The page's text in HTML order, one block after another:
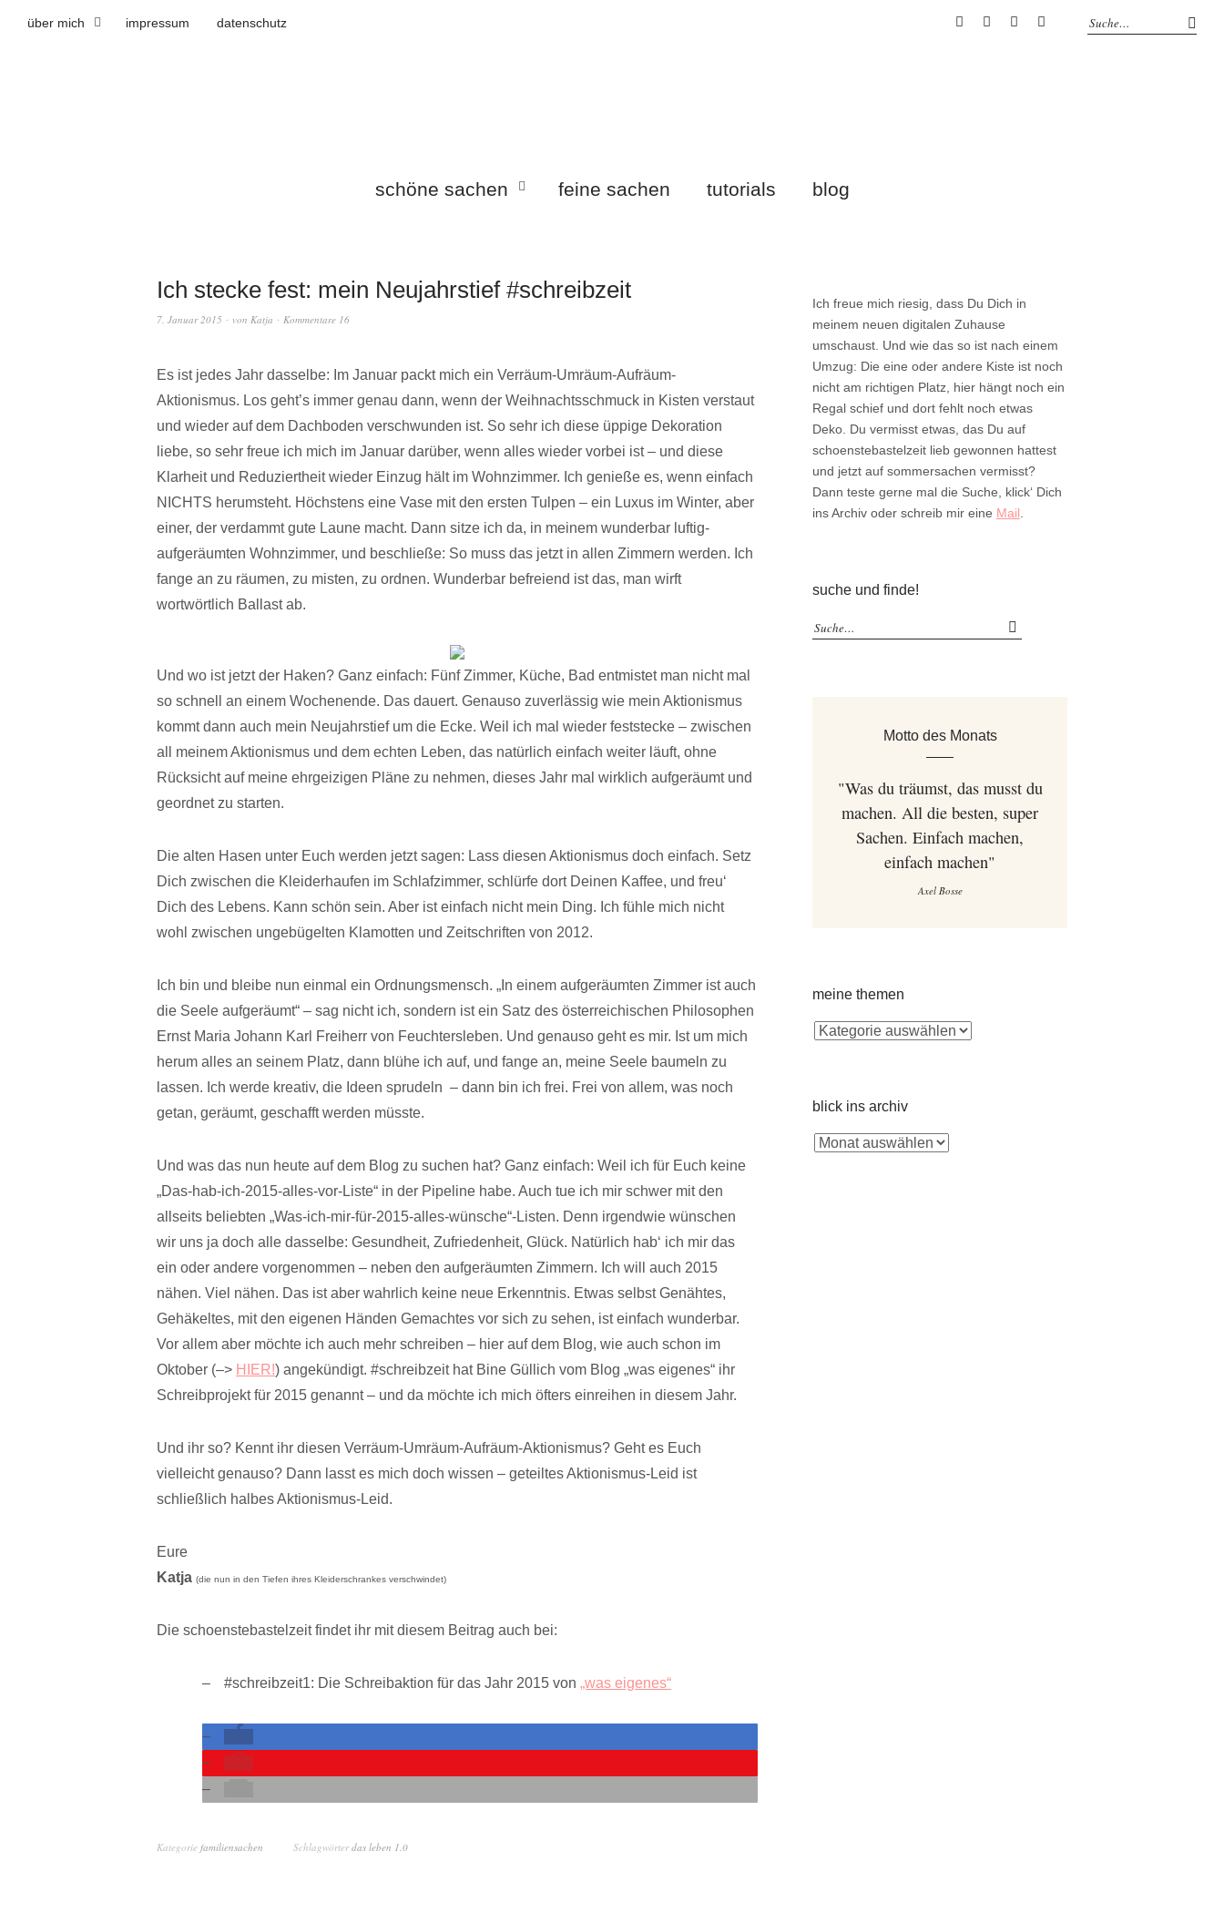
über mich impressum
datenschutz
schöne sachen feine sachen tutorials blog
Ich stecke fest: mein Neujahrstief #schreibzeit
7. Januar 2015 von Katja Kommentare 16
Es ist jedes Jahr dasselbe: Im Januar packt mich ein Verräum-Umräum-Aufräum-
Aktionismus. Los geht’s immer genau dann, wenn der Weihnachtsschmuck in Kisten verstaut
und wieder auf dem Dachboden verschwunden ist. So sehr ich diese üppige Dekoration
liebe, so sehr freue ich mich im Januar darüber, wenn alles wieder vorbei ist – und diese
Klarheit und Reduziertheit wieder Einzug hält im Wohnzimmer. Ich genieße es, wenn einfach
NICHTS herumsteht. Höchstens eine Vase mit den ersten Tulpen – ein Luxus im Winter, aber
einer, der verdammt gute Laune macht. Dann sitze ich da, in meinem wunderbar luftig-
aufgeräumten Wohnzimmer, und beschließe: So muss das jetzt in allen Zimmern werden. Ich
fange an zu räumen, zu misten, zu ordnen. Wunderbar befreiend ist das, man wirft
wortwörtlich Ballast ab.
Und wo ist jetzt der Haken? Ganz einfach: Fünf Zimmer, Küche, Bad entmistet man nicht mal
so schnell an einem Wochenende. Das dauert. Genauso zuverlässig wie mein Aktionismus
kommt dann auch mein Neujahrstief um die Ecke. Weil ich mal wieder feststecke – zwischen
all meinem Aktionismus und dem echten Leben, das natürlich einfach weiter läuft, ohne
Rücksicht auf meine ehrgeizigen Pläne zu nehmen, dieses Jahr mal wirklich aufgeräumt und
geordnet zu starten.
Die alten Hasen unter Euch werden jetzt sagen: Lass diesen Aktionismus doch einfach. Setz
Dich zwischen die Kleiderhaufen im Schlafzimmer, schlürfe dort Deinen Kaffee, und freu‘
Dich des Lebens. Kann schön sein. Aber ist einfach nicht mein Ding. Ich fühle mich nicht
wohl zwischen ungebügelten Klamotten und Zeitschriften von 2012.
Ich bin und bleibe nun einmal ein Ordnungsmensch. „In einem aufgeräumten Zimmer ist auch
die Seele aufgeräumt“ – sag nicht ich, sondern ist ein Satz des österreichischen Philosophen
Ernst Maria Johann Karl Freiherr von Feuchtersleben. Und genauso geht es mir. Ist um mich
herum alles an seinem Platz, dann blühe ich auf, und fange an, meine Seele baumeln zu
lassen. Ich werde kreativ, die Ideen sprudeln – dann bin ich frei. Frei von allem, was noch
getan, geräumt, geschafft werden müsste.
Und was das nun heute auf dem Blog zu suchen hat? Ganz einfach: Weil ich für Euch keine
„Das-hab-ich-2015-alles-vor-Liste“ in der Pipeline habe. Auch tue ich mir schwer mit den
allseits beliebten „Was-ich-mir-für-2015-alles-wünsche“-Listen. Denn irgendwie wünschen
wir uns ja doch alle dasselbe: Gesundheit, Zufriedenheit, Glück. Natürlich hab‘ ich mir das
ein oder andere vorgenommen – neben den aufgeräumten Zimmern. Ich will auch 2015
nähen. Viel nähen. Das ist aber wahrlich keine neue Erkenntnis. Etwas selbst Genähtes,
Gehäkeltes, mit den eigenen Händen Gemachtes vor sich zu sehen, ist einfach wunderbar.
Vor allem aber möchte ich auch mehr schreiben – hier auf dem Blog, wie auch schon im
Oktober (–> HIER!) angekündigt. #schreibzeit hat Bine Güllich vom Blog „was eigenes“ ihr
Schreibprojekt für 2015 genannt – und da möchte ich mich öfters einreihen in diesem Jahr.
Und ihr so? Kennt ihr diesen Verräum-Umräum-Aufräum-Aktionismus? Geht es Euch
vielleicht genauso? Dann lasst es mich doch wissen – geteiltes Aktionismus-Leid ist
schließlich halbes Aktionismus-Leid.
Eure
Katja (die nun in den Tiefen ihres Kleiderschrankes verschwindet)
Die schoenstebastelzeit findet ihr mit diesem Beitrag auch bei:
#schreibzeit1: Die Schreibaktion für das Jahr 2015 von „was eigenes“
Kategorie familiensachen Schlagwörterdas leben 1.0
Ich freue mich riesig, dass Du Dich in
meinem neuen digitalen Zuhause
umschaust. Und wie das so ist nach einem
Umzug: Die eine oder andere Kiste ist noch
nicht am richtigen Platz, hier hängt noch ein
Regal schief und dort fehlt noch etwas
Deko. Du vermisst etwas, das Du auf
schoenstebastelzeit lieb gewonnen hattest
und jetzt auf sommersachen vermisst?
Dann teste gerne mal die Suche, klick‘ Dich
ins Archiv oder schreib mir eine Mail
suche und finde!
Motto des Monats
"Was du träumst, das musst du
machen. All die besten, super
Sachen. Einfach machen,
einfach machen"
Axel Bosse
meine themen
blick ins archiv